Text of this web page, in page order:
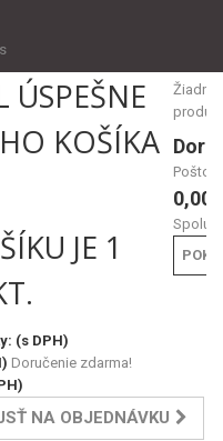
Žiadne
0,00
Spolu
ÚSPEŠNE
KOŠÍKA
JE 1
(s DPH)
Doručenie zdarma!
NA OBJEDNÁVKU